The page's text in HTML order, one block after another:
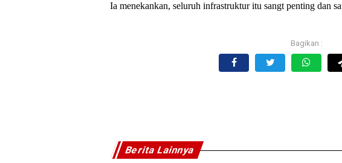
Ia menekankan, seluruh infrastruktur itu sangt penting dan
Berita Lainnya